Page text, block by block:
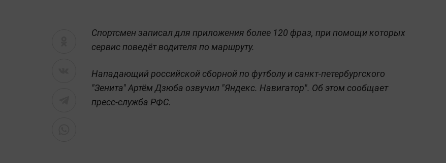
Спортсмен записал для приложения более 120 фраз, при помощи которых
сервис поведёт водителя по маршруту.
Нападающий российской сборной по футболу и санкт-петербургского
"Зенита" Артём Дзюба озвучил "Яндекс. Навигатор". Об этом сообщает
пресс-служба РФС.